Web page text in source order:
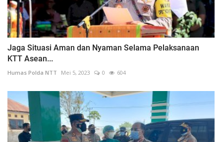
Jaga Situasi Aman dan Nyaman Selama Pelaksanaan
KTT Asean...
Humas Polda NTT Mei 5, 2023 0 604